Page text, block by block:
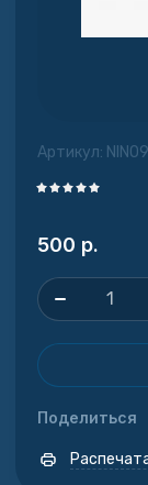
Артикул:
500 р.
Поделиться